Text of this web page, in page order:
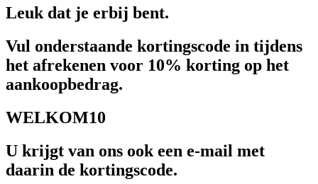
Leuk dat je erbij bent.
Vul onderstaande kortingscode in tijdens
het afrekenen voor 10% korting op het
aankoopbedrag.
WELKOM10
U krijgt van ons ook een e-mail met
daarin de kortingscode.